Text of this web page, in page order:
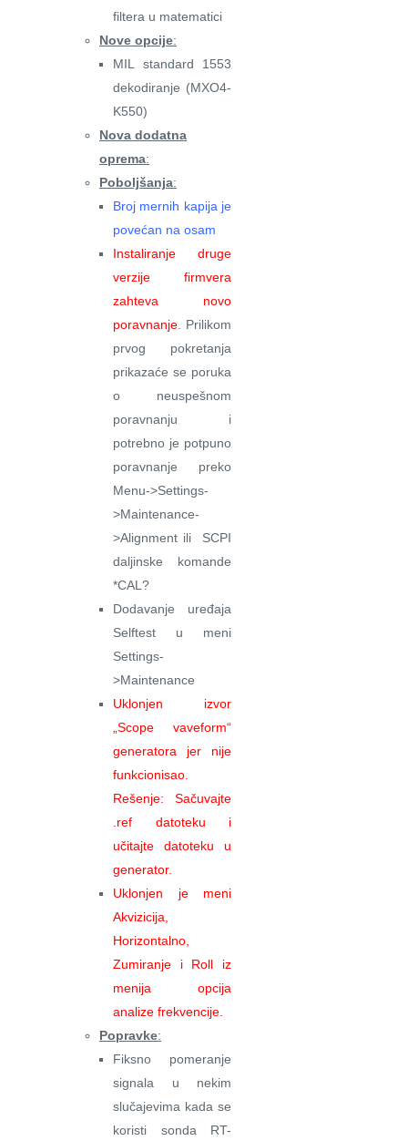
filtera u matematici
Nove opcije:
MIL standard 1553
dekodiranje (MXO4-
K550)
Nova dodatna
oprema:
Poboljšanja:
Broj mernih kapija je
povećan na osam
Instaliranje druge
verzije firmvera
zahteva novo
poravnanje . Prilikom
prvog pokretanja
prikazaće se poruka
o neuspešnom
poravnanju i
potrebno je potpuno
poravnanje preko
Menu->Settings-
>Maintenance-
>Alignment ili SCPI
daljinske komande
*CAL?
Dodavanje uređaja
Selftest u meni
Settings-
>Maintenance
Uklonjen izvor
„Scope vaveform“
generatora jer nije
funkcionisao.
Rešenje: Sačuvajte
.ref datoteku i
učitajte datoteku u
generator.
Uklonjen je meni
Akvizicija,
Horizontalno,
Zumiranje i Roll iz
menija opcija
analize frekvencije.
Popravke:
Fiksno pomeranje
signala u nekim
slučajevima kada se
koristi sonda RT-